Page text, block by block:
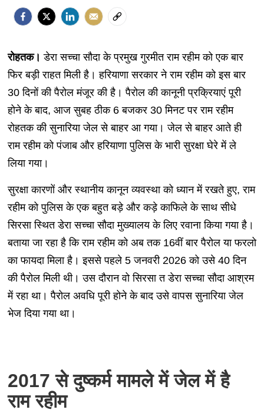
रोहतक। डेरा सच्चा सौदा के प्रमुख गुरमीत राम रहीम को एक बार
फिर बड़ी राहत मिली है। हरियाणा सरकार ने राम रहीम को इस बार
30 दिनों की पैरोल मंजूर की है। पैरोल की कानूनी प्रक्रियाएं पूरी
होने के बाद, आज सुबह ठीक 6 बजकर 30 मिनट पर राम रहीम
रोहतक की सुनारिया जेल से बाहर आ गया। जेल से बाहर आते ही
राम रहीम को पंजाब और हरियाणा पुलिस के भारी सुरक्षा घेरे में ले
लिया गया।
सुरक्षा कारणों और स्थानीय कानून व्यवस्था को ध्यान में रखते हुए, राम
रहीम को पुलिस के एक बहुत बड़े और कड़े काफिले के साथ सीधे
सिरसा स्थित डेरा सच्चा सौदा मुख्यालय के लिए रवाना किया गया है।
बताया जा रहा है कि राम रहीम को अब तक 16वीं बार पैरोल या फरलो
का फायदा मिला है। इससे पहले 5 जनवरी 2026 को उसे 40 दिन
की पैरोल मिली थी। उस दौरान वो सिरसा त डेरा सच्चा सौदा आश्रम
में रहा था। पैरोल अवधि पूरी होने के बाद उसे वापस सुनारिया जेल
भेज दिया गया था।
2017 से दुष्कर्म मामले में जेल में है
राम रहीम